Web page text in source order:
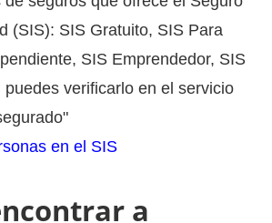
(SIS): SIS Gratuito, SIS Para
SIS Emprendedor, SIS
puedes verificarlo en el servicio
en el SIS
a